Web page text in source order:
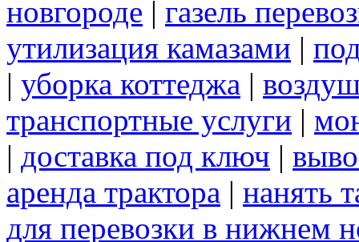
новгороде | газель
утилизация камазами |
| уборка коттеджа |
транспортные услуги |
| доставка под ключ |
аренда трактора | нанять
для перевозки в нижнем